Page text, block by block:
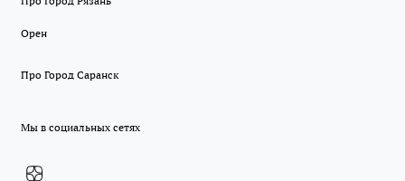
Орен
Про Город Саранск
Мы в социальных сетях